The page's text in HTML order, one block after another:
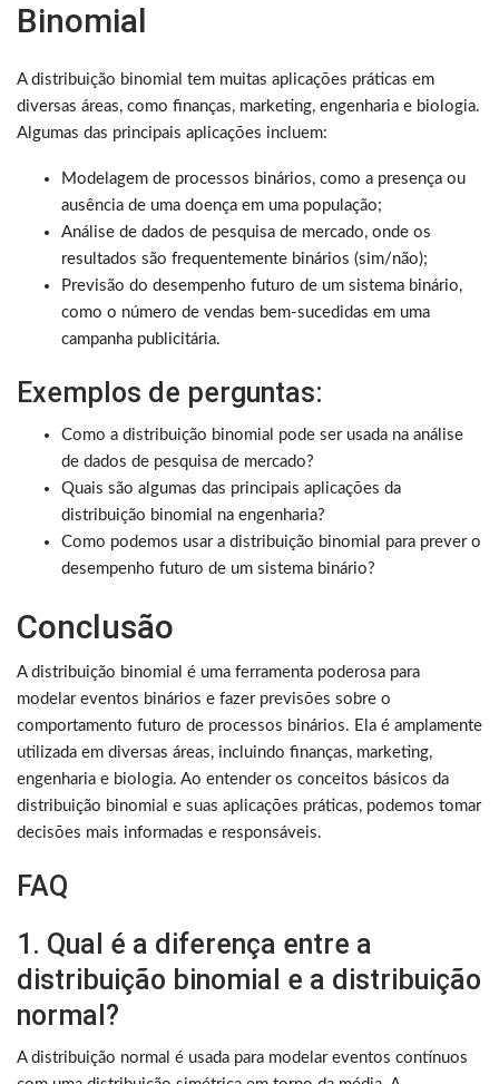
Binomial
A distribuição binomial tem muitas aplicações práticas em
diversas áreas, como finanças, marketing, engenharia e biologia.
Algumas das principais aplicações incluem:
Modelagem de processos binários, como a presença ou
ausência de uma doença em uma população;
Análise de dados de pesquisa de mercado, onde os
resultados são frequentemente binários (sim/não);
Previsão do desempenho futuro de um sistema binário,
como o número de vendas bem-sucedidas em uma
campanha publicitária.
Exemplos de perguntas:
Como a distribuição binomial pode ser usada na análise
de dados de pesquisa de mercado?
Quais são algumas das principais aplicações da
distribuição binomial na engenharia?
Como podemos usar a distribuição binomial para prever o
desempenho futuro de um sistema binário?
Conclusão
A distribuição binomial é uma ferramenta poderosa para
modelar eventos binários e fazer previsões sobre o
comportamento futuro de processos binários. Ela é amplamente
utilizada em diversas áreas, incluindo finanças, marketing,
engenharia e biologia. Ao entender os conceitos básicos da
distribuição binomial e suas aplicações práticas, podemos tomar
decisões mais informadas e responsáveis.
FAQ
1. Qual é a diferença entre a
distribuição binomial e a distribuição
normal?
A distribuição normal é usada para modelar eventos contínuos